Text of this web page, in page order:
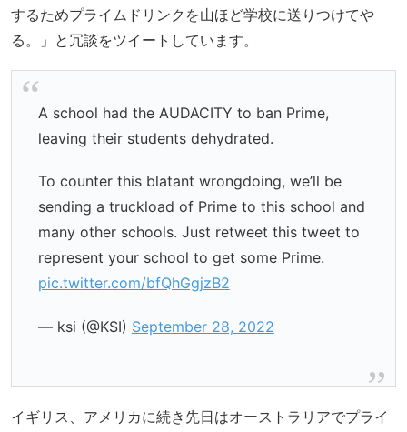
するためプライムドリンクを山ほど学校に送りつけてや
る。」と冗談をツイートしています。
A school had the AUDACITY to ban Prime,
leaving their students dehydrated.
To counter this blatant wrongdoing, we’ll be
sending a truckload of Prime to this school and
many other schools. Just retweet this tweet to
represent your school to get some Prime.
pic.twitter.com/bfQhGgjzB2
— ksi (@KSI) September 28, 2022
イギリス、アメリカに続き先日はオーストラリアでプライ